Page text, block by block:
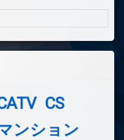
CS
ンション